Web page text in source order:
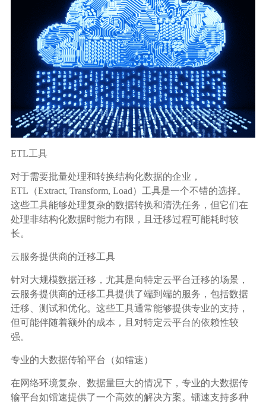
ETL工具
对于需要批量处理和转换结构化数据的企业，
ETL（Extract, Transform, Load）工具是一个不错的选择。
这些工具能够处理复杂的数据转换和清洗任务，但它们在
处理非结构化数据时能力有限，且迁移过程可能耗时较
长。
云服务提供商的迁移工具
针对大规模数据迁移，尤其是向特定云平台迁移的场景，
云服务提供商的迁移工具提供了端到端的服务，包括数据
迁移、测试和优化。这些工具通常能够提供专业的支持，
但可能伴随着额外的成本，且对特定云平台的依赖性较
强。
专业的大数据传输平台（如镭速）
在网络环境复杂、数据量巨大的情况下，专业的大数据传
输平台如镭速提供了一个高效的解决方案。镭速支持多种